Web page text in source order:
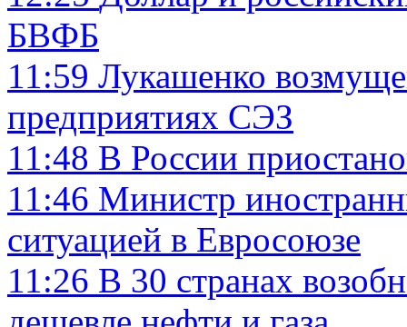
БВФБ
11:59 Лукашенко
предприятиях СЭЗ
11:48 В России
11:46 Министр
ситуацией в Евросоюзе
11:26 В 30 странах